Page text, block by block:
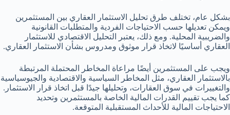
بشكل عام، تختلف طرق تحليل الاستثمار العقاري بين المستثمرين
ويمكن تعديلها حسب الاحتياجات الفردية والمتطلبات القانونية
والضريبية المحلية. ومع ذلك، يعتبر التحليل الاقتصادي للاستثمار
العقاري أساسيًا لاتخاذ قرار موثوق ومدروس بشأن الاستثمار العقاري.
ويجب على المستثمرين أيضًا مراعاة المخاطر المحتملة المرتبطة
بالاستثمار العقاري، مثل المخاطر السياسية والاقتصادية والجيوسياسية
والتغييرات في سوق العقارات، وتحليلها جيدًا قبل اتخاذ قرار الاستثمار.
كما يجب تقييم القدرات المالية الخاصة بالمستثمرين وتحديد
الاحتياجات المالية للأحداث المستقبلية المتوقعة.